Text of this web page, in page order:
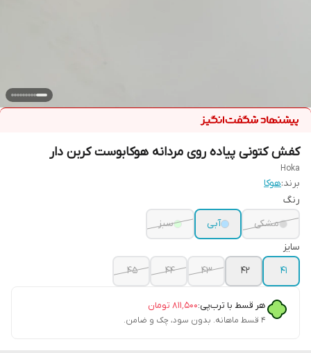
کفش کتونی پیاده روی مردانه هوکابوست کربن دار
Hoka
برند:هوکا
رنگ
مشکی
آبی
سبز
سایز
۴۱
۴۲ ۴۳ ۴۴ ۴۵
هر قسط با ترب‌پی:۸۱۱٬۵۰۰ تومان
۴ قسط ماهانه. بدون سود، چک و ضامن.